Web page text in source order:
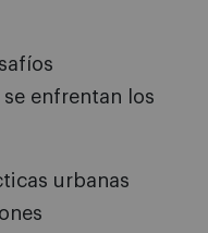
enfrentan los
urbanas